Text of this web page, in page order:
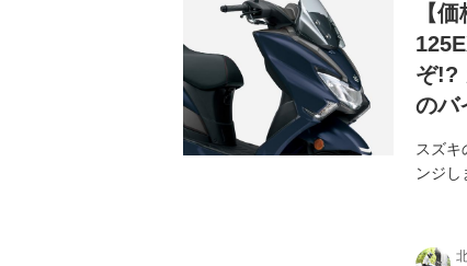
【
ぞ!?
のバ
スズキ
ンジ